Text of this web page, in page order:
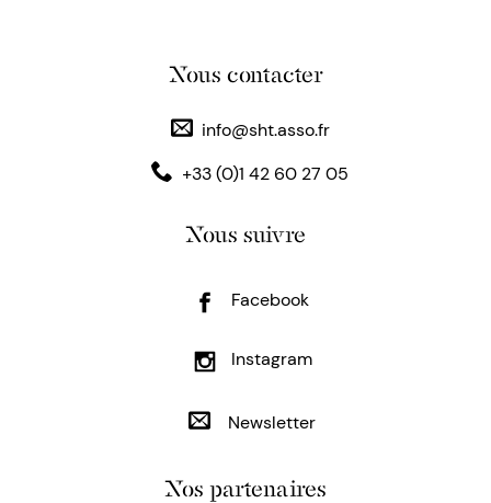
Nous contacter
info@sht.asso.fr
+33 (0)1 42 60 27 05
Nous suivre
Facebook
Instagram
Newsletter
Nos partenaires